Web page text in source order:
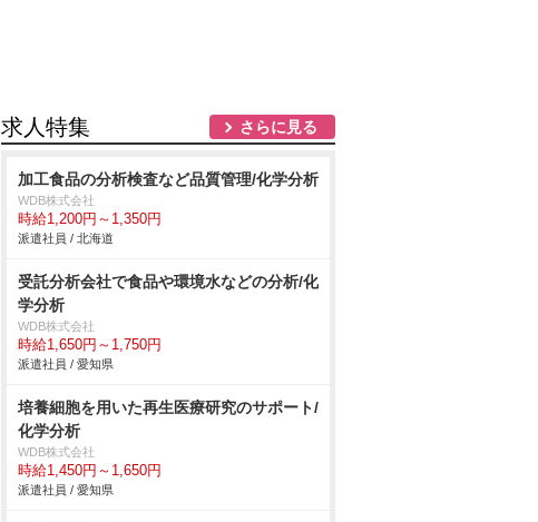
求人特集 さらに見る
加工食品の分析検査など品質管理/化学分析
WDB株式会社
時給1,200円～1,350円
派遣社員 / 北海道
受託分析会社で食品や環境水などの分析/化
学分析
WDB株式会社
時給1,650円～1,750円
派遣社員 / 愛知県
培養細胞を用いた再生医療研究のサポート/
化学分析
WDB株式会社
時給1,450円～1,650円
派遣社員 / 愛知県